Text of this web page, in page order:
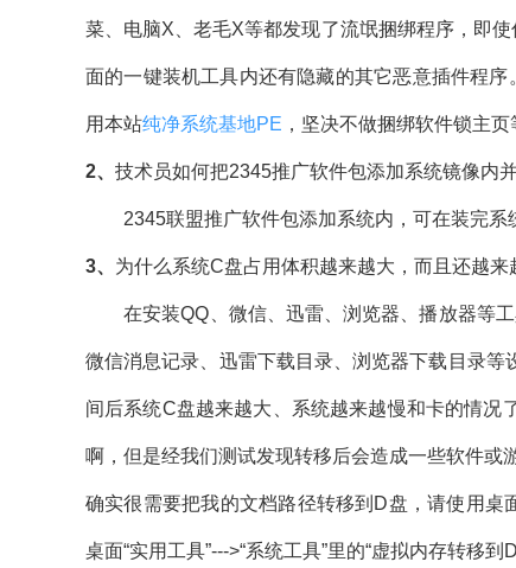
菜、电脑X、老毛X等都发现了流氓捆绑程序，即
面的一键装机工具内还有隐藏的其它恶意插件程
用本站纯净系统基地PE ，坚决不做捆绑软件锁主页
2、 技术员如何把2345推广软件包添加系统镜像内
2345联盟推广软件包添加系统内，可在装完系
3、 为什么系统C盘占用体积越来越大，而且还越来
在安装QQ、微信、迅雷、浏览器、播放器等工
微信消息记录、迅雷下载目录、浏览器下载目录
间后系统C盘越来越大、系统越来越慢和卡的情
啊，但是经我们测试发现转移后会造成一些软件
确实很需要把我的文档路径转移到D盘，请使用桌
桌面“实用工具”--->“系统工具”里的“虚拟内存转移到